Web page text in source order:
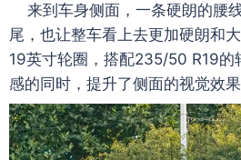
来到车身侧面，一条硬朗的腰
尾，也让整车看上去更加硬朗和
19英寸轮圈，搭配235/50 R19的
感的同时，提升了侧面的视觉效果